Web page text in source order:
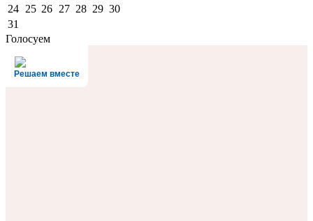
24 25 26 27 28 29 30
31
Голосуем
Решаем вместе